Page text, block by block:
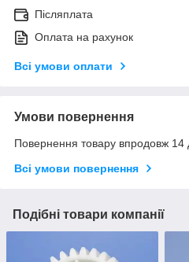
Післяплата
Оплата на рахунок
Всі умови оплати
Умови повернення
Повернення товару впродовж 14
Всі умови повернення
Подібні товари компанії